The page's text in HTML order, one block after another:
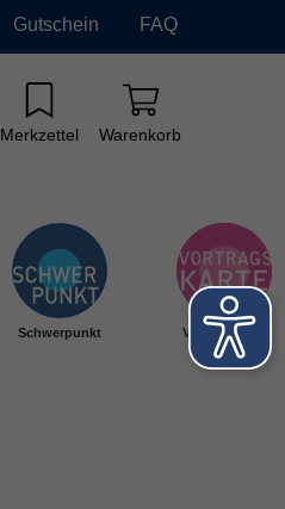
Gutschein FAQ
Merkzettel Warenkorb
Schwerpunkt Vortragskarte